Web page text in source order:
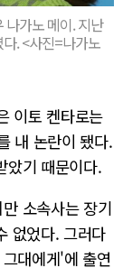
나가노 메이. 지난
. <사진=나가노
이토 켄타로는
내 논란이 됐다.
았기 때문이다.
소속사는 장기
없었다. 그러다
대에게'에 출연